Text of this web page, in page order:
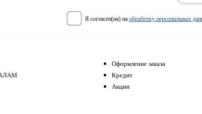
я согласен(на) на обработку персональных
Оформление заказа
Кредит
Акции